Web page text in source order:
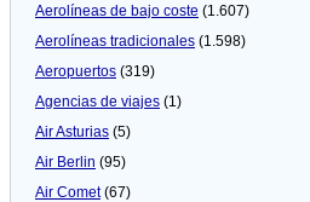
Aerolíneas de bajo coste (1.607)
Aerolíneas tradicionales (1.598)
Aeropuertos (319)
Agencias de viajes (1)
Air Asturias (5)
Air Berlin (95)
Air Comet(67)